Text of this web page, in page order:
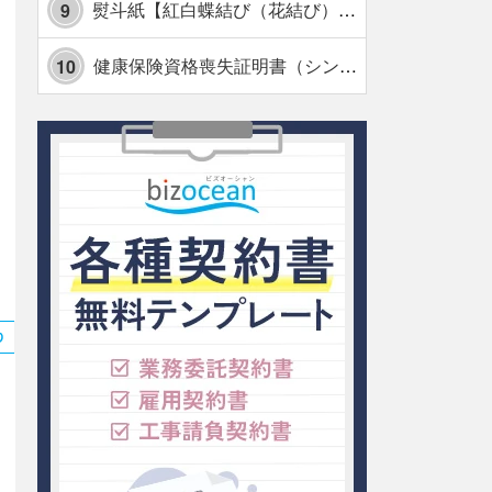
9 熨斗紙【紅白蝶結び（花結び）・水引7本】・Excel
10 健康保険資格喪失証明書（シンプル表形式版）・Excel【見本付き】